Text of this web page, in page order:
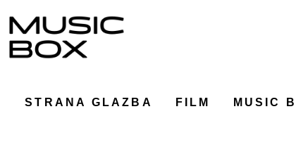
STRANA GLAZBA FILM MUSIC